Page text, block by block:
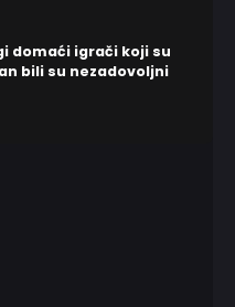
domaći igrači koji su
bili su nezadovoljni